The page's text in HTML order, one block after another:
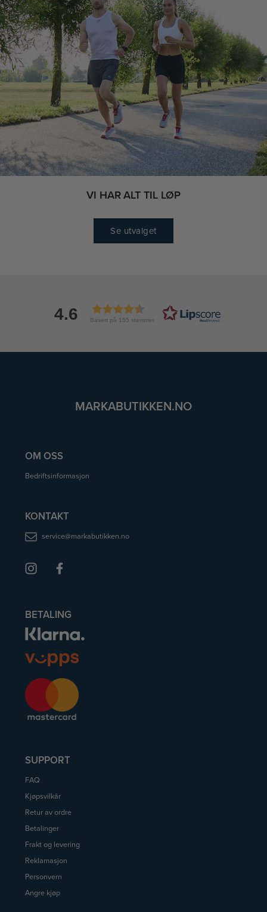
VI HAR ALT TIL LØP
Se utvalget
4.6 Basert på 155 stemmer
MARKABUTIKKEN.NO
OM OSS
Bedriftsinformasjon
KONTAKT
service@markabutikken.no
BETALING
SUPPORT
FAQ
Kjøpsvilkår
Retur av ordre
Betalinger
Frakt og levering
Reklamasjon
Personvern
Angre kjøp